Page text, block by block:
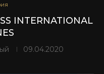
INTERNATIONAL
09.04.2020